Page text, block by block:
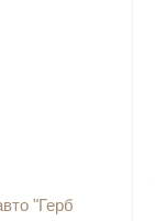
"Герб